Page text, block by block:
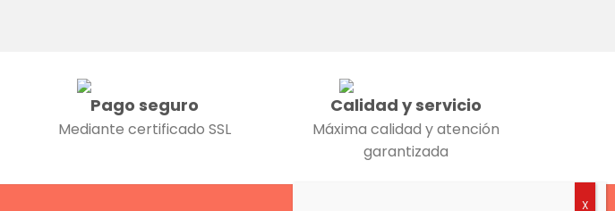
Pago seguro
Mediante certificado SSL
Calidad y servicio
Máxima calidad y atención
garantizada